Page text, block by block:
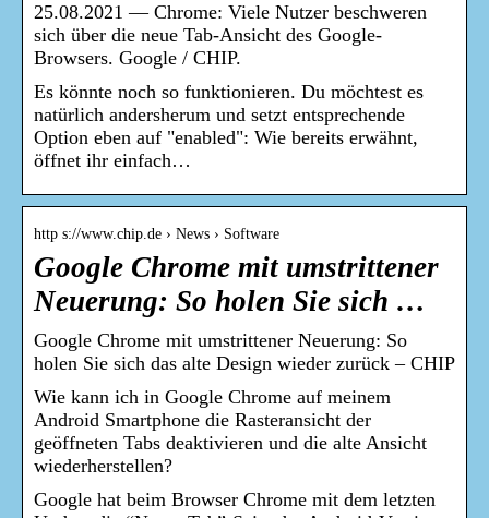
25.08.2021 — Chrome: Viele Nutzer beschweren
sich über die neue Tab-Ansicht des Google-
Browsers. Google / CHIP.
Es könnte noch so funktionieren. Du möchtest es
natürlich andersherum und setzt entsprechende
Option eben auf "enabled": Wie bereits erwähnt,
öffnet ihr einfach…
http s://www.chip.de › News › Software
Google Chrome mit umstrittener
Neuerung: So holen Sie sich …
Google Chrome mit umstrittener Neuerung: So
holen Sie sich das alte Design wieder zurück – CHIP
Wie kann ich in Google Chrome auf meinem
Android Smartphone die Rasteransicht der
geöffneten Tabs deaktivieren und die alte Ansicht
wiederherstellen?
Google hat beim Browser Chrome mit dem letzten